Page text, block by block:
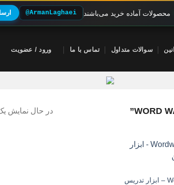
محصولات آماده خرید می‌باشند @ArmanLaghaei
سوالات متداول تماس با ما ورود / عضویت
در حال نمایش
اکانت پرمیوم Wordwall – ابزار تدریس